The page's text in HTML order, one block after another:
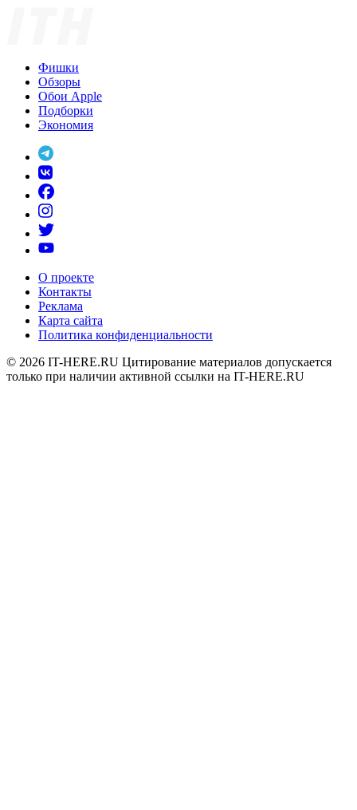
Фишки
Обзоры
Обои Apple
Подборки
Экономия
О проекте
Контакты
Реклама
Карта сайта
Политика конфиденциальности
© 2026 IT-HERE.RU Цитирование материалов допускается
только при наличии активной ссылки на IT-HERE.RU